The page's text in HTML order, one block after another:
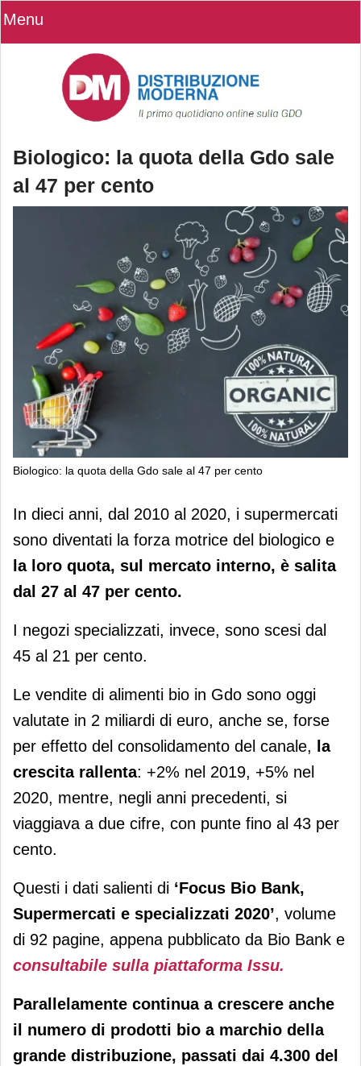
Menu
Biologico: la quota della Gdo sale
al 47 per cento
Biologico: la quota della Gdo sale al 47 per cento
Biologico: la quota della Gdo sale al
47 per cento
In dieci anni, dal 2010 al 2020, i supermercati
sono diventati la forza motrice del biologico e
la loro quota, sul mercato interno, è salita
dal 27 al 47 per cento.
I negozi specializzati, invece, sono scesi dal
45 al 21 per cento.
Le vendite di alimenti bio in Gdo sono oggi
valutate in 2 miliardi di euro, anche se, forse
per effetto del consolidamento del canale, la
crescita rallenta: +2% nel 2019, +5% nel
2020, mentre, negli anni precedenti, si
viaggiava a due cifre, con punte fino al 43 per
cento.
Questi i dati salienti di ‘Focus Bio Bank,
Supermercati e specializzati 2020’, volume
di 92 pagine, appena pubblicato da Bio Bank e
consultabile sulla piattaforma Issu.
Parallelamente continua a crescere anche
il numero di prodotti bio a marchio della
grande distribuzione, passati dai 4.300 del